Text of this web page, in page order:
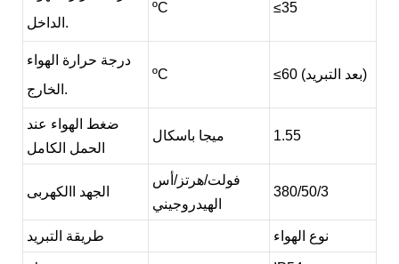
الداخل.
ºC ≤35
درجة حرارة الهواء
الخارج.
ºC ≤60 (بعد التبريد)
ضغط الهواء عند
الحمل الكامل
ميجا باسكال 1.55
الجهد االكهربى
فولت/هرتز/أس
الهيدروجيني
380/50/3
طريقة التبريد نوع الهواء